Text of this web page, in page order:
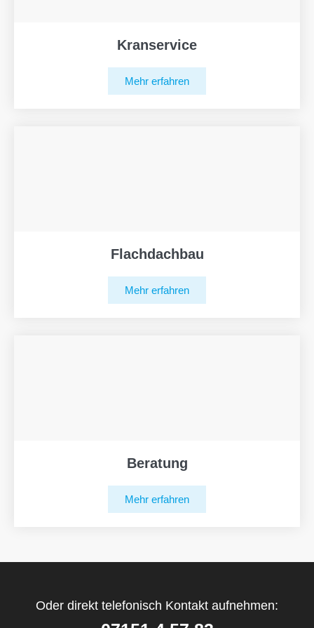
Kranservice
Mehr erfahren
Flachdachbau
Mehr erfahren
Beratung
Mehr erfahren
Oder direkt telefonisch Kontakt aufnehmen: